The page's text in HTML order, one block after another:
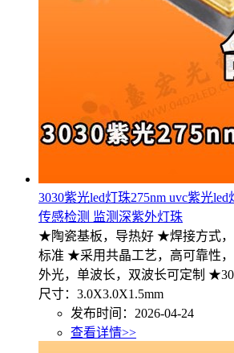
3030紫光led灯珠275nm uvc紫光
传感检测 监测深紫外灯珠
★陶瓷基板，导热好 ★焊接方式
标准 ★采用共晶工艺，高可靠性
外光，单波长，双波长可定制
尺寸：3.0X3.0X1.5mm
发布时间：2026-04-24
查看详情>>